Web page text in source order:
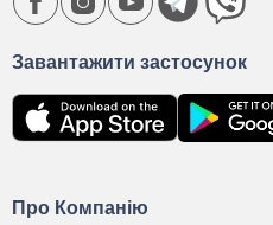
Про Компанію
Завантажити застосунок